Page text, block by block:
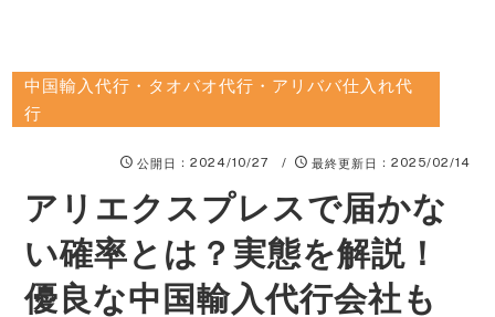
中国輸入代行・タオバオ代行・アリババ仕入れ代
行
公開日 ：2024/10/27 / 最終更新日 ：2025/02/14
アリエクスプレスで届かな
い確率とは？実態を解説！
優良な中国輸入代行会社も